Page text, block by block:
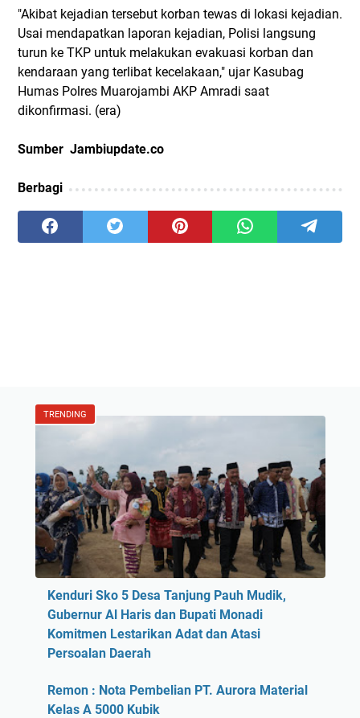
"Akibat kejadian tersebut korban tewas di lokasi kejadian.
Usai mendapatkan laporan kejadian, Polisi langsung
turun ke TKP untuk melakukan evakuasi korban dan
kendaraan yang terlibat kecelakaan," ujar Kasubag
Humas Polres Muarojambi AKP Amradi saat
dikonfirmasi. (era)
Sumber Jambiupdate.co
Berbagi
TRENDING
Kenduri Sko 5 Desa Tanjung Pauh Mudik,
Gubernur Al Haris dan Bupati Monadi
Komitmen Lestarikan Adat dan Atasi
Persoalan Daerah
Remon : Nota Pembelian PT. Aurora Material
Kelas A 5000 Kubik